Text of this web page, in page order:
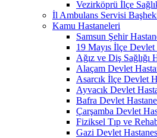
Vezirköprü İlçe
İl Ambulans Servisi
Kamu Hastaneleri
Samsun Şehir
19 Mayıs İlçe Devlet
Ağız ve Diş Sağlığı
Alaçam Devlet
Asarcık İlçe Devlet
Ayvacık Devlet
Bafra Devlet
Çarşamba Devlet
Fiziksel Tıp ve
Gazi Devlet